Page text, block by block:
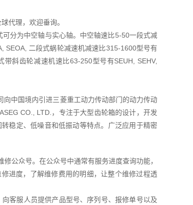
代理，欢迎垂询。
分为中空轴与实心轴。中空轴速比5-50一段式减
SEOA, 二段式蜗轮减速机减速比315-1600型号有
斜齿轮减速机速比63-250型号有SEUH, SEHV,
中国境内引进三菱重工动力传动部门的动力传动
CO., LTD.，专注于大型齿轮箱的设计，开发
稳定、低噪音和低振动等特点。广泛应用于精密
公众号。在公众号中通常有服务进度查询功能，
进度，了解维修费用的明细，让整个维修过程透
客服人员提供产品型号、序列号、报修单号以及